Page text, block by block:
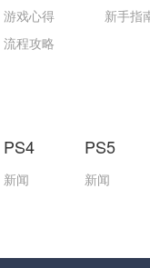
游戏心得
流程攻略
新手指
PS4
新闻
PS5
新闻